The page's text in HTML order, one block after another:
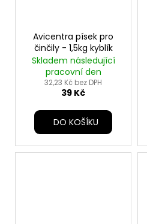
Avicentra písek pro
činčily - 1,5kg kyblík
Skladem následující
pracovní den
32,23 Kč bez DPH
39 Kč
DO KOŠÍKU